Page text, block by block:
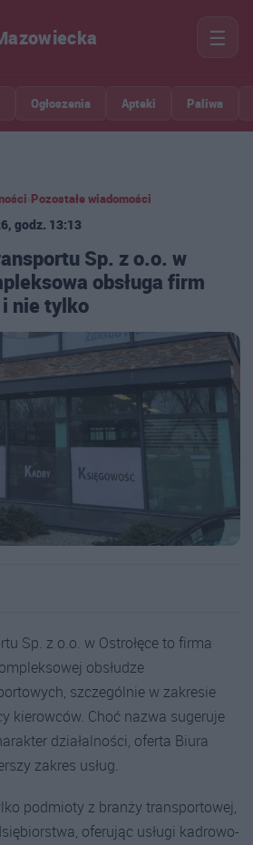
☰
Ogłoszenia Apteki Paliwa
Pozostałe wiadomości
godz. 13:13
Sp. z o.o. w
obsługa firm
nie tylko
Sp. z o.o. w Ostrołęce to firma
obsłudze
szczególnie w zakresie
kierowców. Choć nazwa sugeruje
działalności, oferta Biura
zakres usług.
podmioty z branży transportowej,
oferując usługi kadrowo-